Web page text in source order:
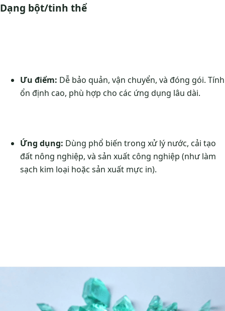
Dạng bột/tinh thể
Ưu điểm: Dễ bảo quản, vận chuyển, và đóng gói. Tính
ổn định cao, phù hợp cho các ứng dụng lâu dài.
Ứng dụng: Dùng phổ biến trong xử lý nước, cải tạo
đất nông nghiệp, và sản xuất công nghiệp (như làm
sạch kim loại hoặc sản xuất mực in).